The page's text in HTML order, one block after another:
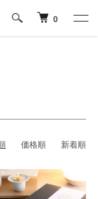
0
価格順 新着順